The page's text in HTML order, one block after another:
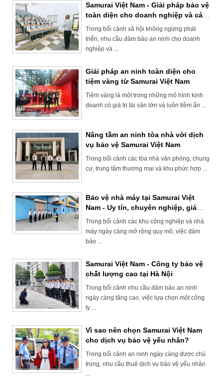
Samurai Việt Nam - Giải pháp bảo vệ
toàn diện cho doanh nghiệp và cá
nhân
Trong bối cảnh xã hội không ngừng phát
triển, nhu cầu đảm bảo an ninh cho doanh
nghiệp và ...
Giải pháp an ninh toàn diện cho
tiệm vàng từ Samurai Việt Nam
Tiệm vàng là một trong những mô hình kinh
doanh có giá trị tài sản lớn và luôn tiềm ẩn ...
Nâng tầm an ninh tòa nhà với dịch
vụ bảo vệ Samurai Việt Nam
Trong bối cảnh các tòa nhà văn phòng, chung
cư, trung tâm thương mại và khu phức hợp ...
Bảo vệ nhà máy tại Samurai Việt
Nam - Uy tín, chuyên nghiệp, giá
hợp lý
Trong bối cảnh các khu công nghiệp và nhà
máy ngày càng mở rộng quy mô, việc đảm
bảo ...
Samurai Việt Nam - Công ty bảo vệ
chất lượng cao tại Hà Nội
Trong bối cảnh nhu cầu đảm bảo an ninh
ngày càng tăng cao, việc lựa chọn một công
ty ...
Vì sao nên chọn Samurai Việt Nam
cho dịch vụ bảo vệ yếu nhân?
Trong bối cảnh an ninh ngày càng được chú
trọng, nhu cầu thuê dịch vụ bảo vệ yếu nhân